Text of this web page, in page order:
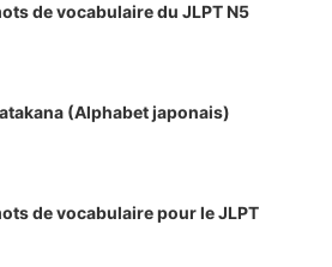
de vocabulaire du JLPT N5
(Alphabet japonais)
de vocabulaire pour le JLPT